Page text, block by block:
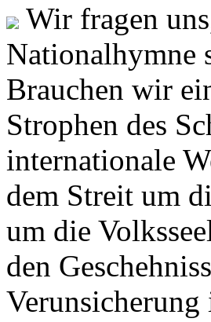
Wir fragen
Nationalhymne
Brauchen wir
Strophen des
internationale
dem Streit um
um die
den